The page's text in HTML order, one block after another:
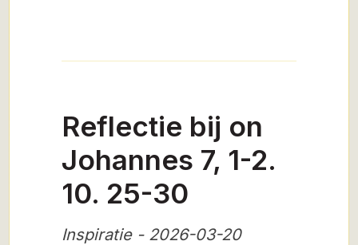
Reflectie bij on
Johannes 7, 1-2.
10. 25-30
Inspiratie - 2026-03-20